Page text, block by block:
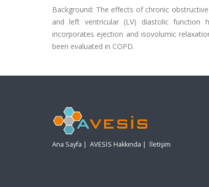
Background: The effects of chronic
and left ventricular (LV) diastolic function
incorporates ejection and isovolumic
been evaluated in COPD.
Ana Sayfa | AVESİS Hakkında | İletişim